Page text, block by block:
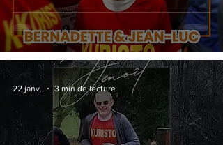
22 janv. 3 min de lecture